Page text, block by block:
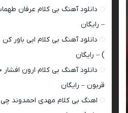
دانلود آهنگ بی کلام عرفان
– رایگان
دانلود آهنگ بی کلام ابی باور
) – رایگان
دانلود آهنگ بی کلام ارون افشار
قربون – رایگان
اهنگ بی کلام مهدی احمدوند